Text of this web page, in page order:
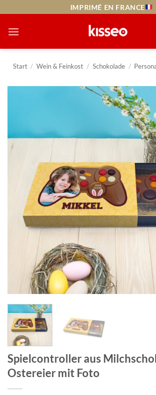
springen
IMPRIMÉ EN FRANCE
Start / Wein & Feinkost / Schokolade /
Spielcontroller aus
Ostereier mit Foto